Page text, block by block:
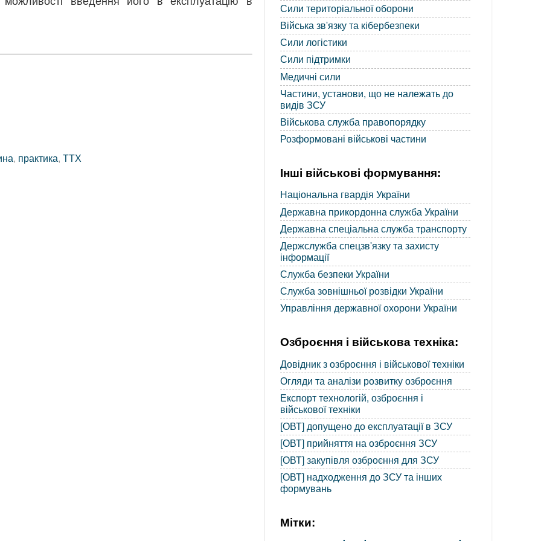
, практика, ТТХ
Сили територіальної оборони
Війська зв'язку та кібербезпеки
Сили логістики
Сили підтримки
Медичні сили
Частини, установи, що не належать до
видів ЗСУ
Військова служба правопорядку
Розформовані військові частини
Інші військові формування:
Національна гвардія України
Державна прикордонна служба України
Державна спеціальна служба транспорту
Держслужба спецзв'язку та захисту
інформації
Служба безпеки України
Служба зовнішньої розвідки України
Управління державної охорони України
Озброєння і військова техніка:
Довідник з озброєння і військової техніки
Огляди та аналізи розвитку озброєння
Експорт технологій, озброєння і
військової техніки
[ОВТ] допущено до експлуатації в ЗСУ
[ОВТ] прийняття на озброєння ЗСУ
[ОВТ] закупівля озброєння для ЗСУ
[ОВТ] надходження до ЗСУ та інших
формувань
Мітки: